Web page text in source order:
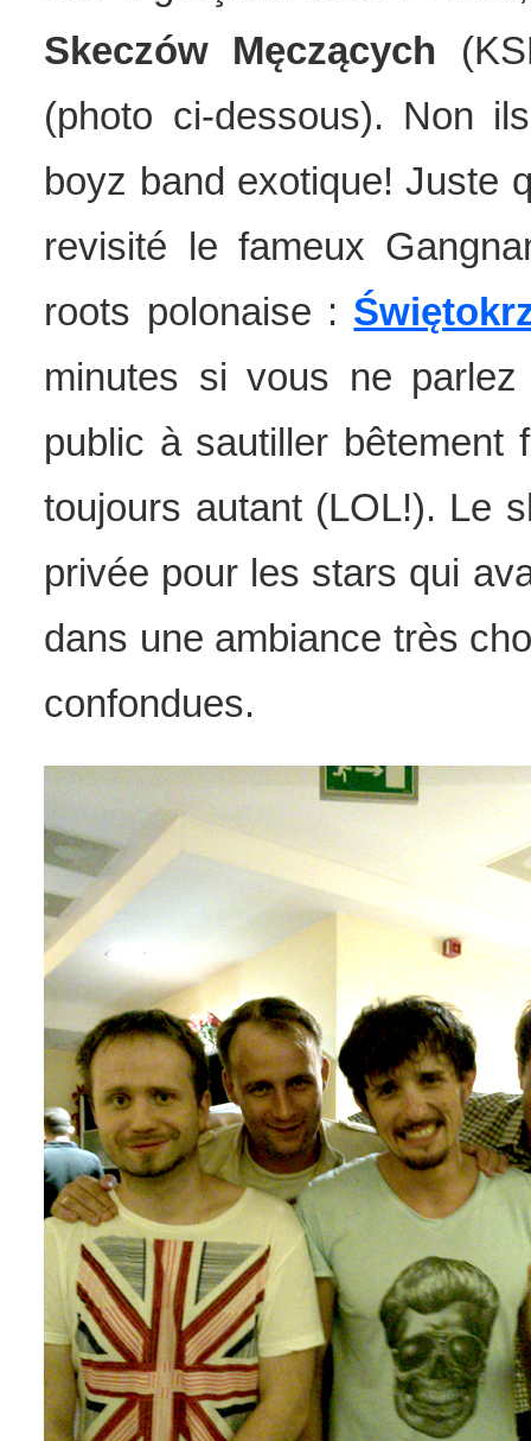
Skeczów Męczących
(photo ci-dessous). Non
boyz band exotique! Juste
revisité le fameux
roots polonaise :
minutes si vous ne
public à sautiller bêtement
toujours autant (LOL!). Le
privée pour les stars qui
dans une ambiance très
confondues.